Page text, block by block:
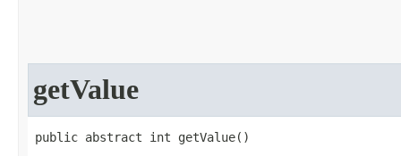
getValue
public abstract int getValue​()